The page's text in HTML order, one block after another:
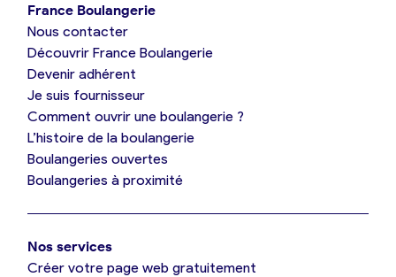
Je suis boulanger
Je découvre France Boulangerie
Mes tarifs
Je référence ma boulangerie (gratuit)
France Boulangerie
Nous contacter
Découvrir France Boulangerie
Devenir adhérent
Je suis fournisseur
Comment ouvrir une boulangerie ?
L’histoire de la boulangerie
Boulangeries ouvertes
Boulangeries à proximité
Nos services
Créer votre page web gratuitement